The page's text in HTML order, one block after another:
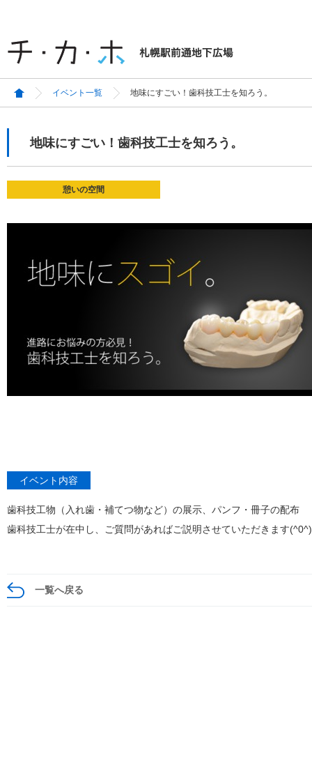
イベント一覧 地味にすごい！歯科技工士を知ろう。
地味にすごい！歯科技工士を知ろう。
憩いの空間
イベント内容
歯科技工物（入れ歯・補てつ物など）の展示、パンフ・冊子の配布
歯科技工士が在中し、ご質問があればご説明させていただきます
一覧へ戻る